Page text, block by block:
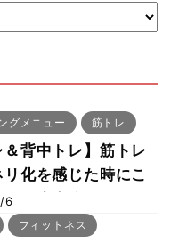
グメニュー 筋トレ
＆背中トレ】筋トレ
化を感じた時にこ
おすすめメニュー
ーパーセット法」
6
フィットネス